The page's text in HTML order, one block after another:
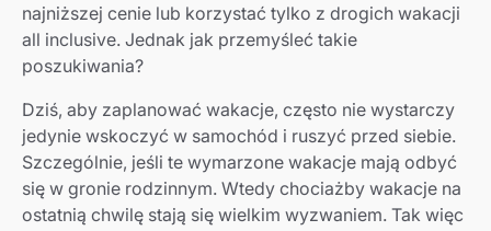
najniższej cenie lub korzystać tylko z drogich wakacji
all inclusive. Jednak jak przemyśleć takie
poszukiwania?
Dziś, aby zaplanować wakacje, często nie wystarczy
jedynie wskoczyć w samochód i ruszyć przed siebie.
Szczególnie, jeśli te wymarzone wakacje mają odbyć
się w gronie rodzinnym. Wtedy chociażby wakacje na
ostatnią chwilę stają się wielkim wyzwaniem. Tak więc